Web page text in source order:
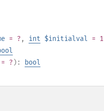
= ? , int $initialval = 1
= ? ):
bool